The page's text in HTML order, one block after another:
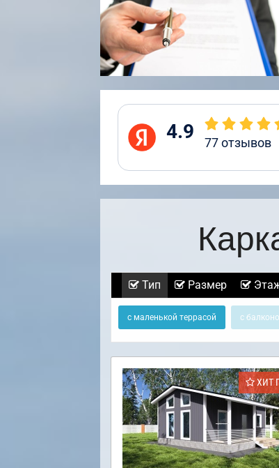
4.9 77отзывов
Тип Размер
с маленькой террасой с
ХИТ